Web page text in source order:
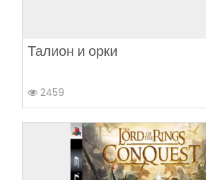
Талион и орки
2459